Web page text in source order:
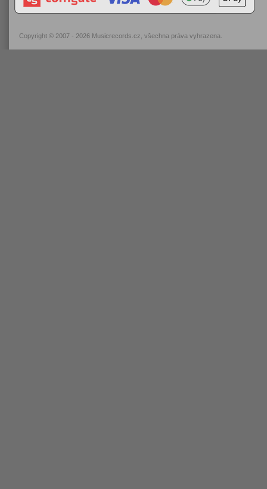
Copyright © 2007 - 2026 Musicrecords.cz , všechna práva vyhrazena.